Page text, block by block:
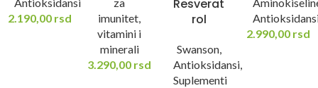
2.190,00 rsd
imunitet,
vitamini i
minerali
3.290,00 rsd
Resverat
rol
Swanson,
Antioksidansi,
Suplementi
2.990,00 rsd